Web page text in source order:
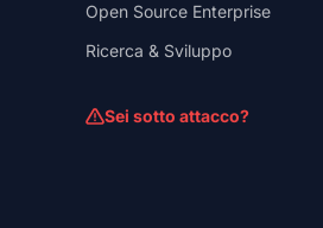
Open Source Enterprise
Ricerca & Sviluppo
Sei sotto attacco?